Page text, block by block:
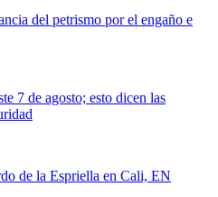
del petrismo por el engaño e
7 de agosto; esto dicen las
de la Espriella en Cali, EN